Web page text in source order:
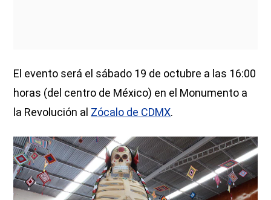
El evento será el sábado 19 de octubre a las 16:00
horas (del centro de México) en el Monumento a
la Revolución al Zócalo de CDMX.